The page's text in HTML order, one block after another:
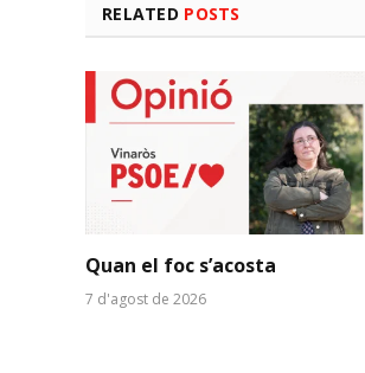
RELATED POSTS
Quan el foc s’acosta
7 d'agost de 2026